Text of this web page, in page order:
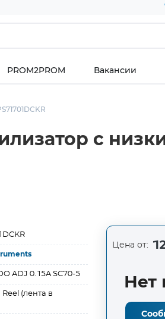
PROM2PROM Вакансии
с
ADJ 0.15A SC70-5
(лента в
Цена от:
Нет